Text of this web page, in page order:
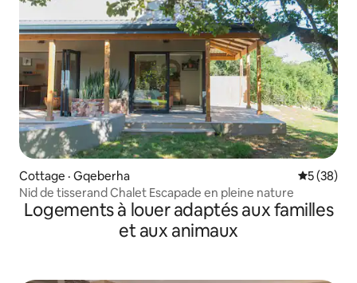
Cottage · Gqeberha Note
5 (38)
Nid de tisserand Chalet Escapade en pleine nature
Logements à louer adaptés aux familles
et aux animaux